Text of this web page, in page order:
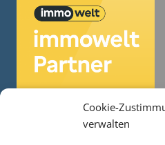
Cookie-
verwalten